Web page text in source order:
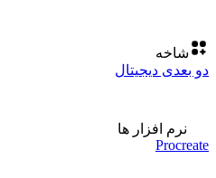
شاخه
دو بعدی دیجیتال
نرم افزار ها
Procreate